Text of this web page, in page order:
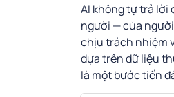
AI không tự trả lời
người — của
chịu trách nhiệm
dựa trên dữ liệu
là một bước tiến